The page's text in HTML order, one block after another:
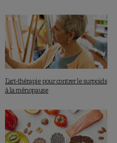
L’art-thérapie pour contrer le surpoids
à la ménopause